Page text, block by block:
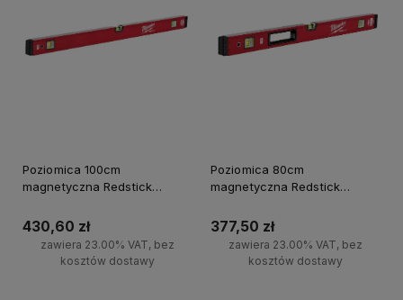
Poziomica 100cm
magnetyczna Redstick
430,60 zł
zawiera 23.00% VAT, bez
kosztów dostawy
Poziomica 80cm
magnetyczna Redstick
377,50 zł
zawiera 23.00% VAT, bez
kosztów dostawy